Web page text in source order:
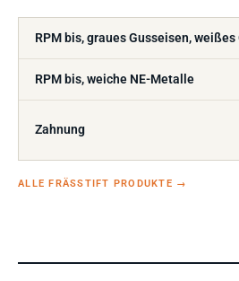
RPM bis, graues Gusseisen, weißes
RPM bis, weiche NE-Metalle
Zahnung
ALLE FRÄSSTIFT PRODUKTE →